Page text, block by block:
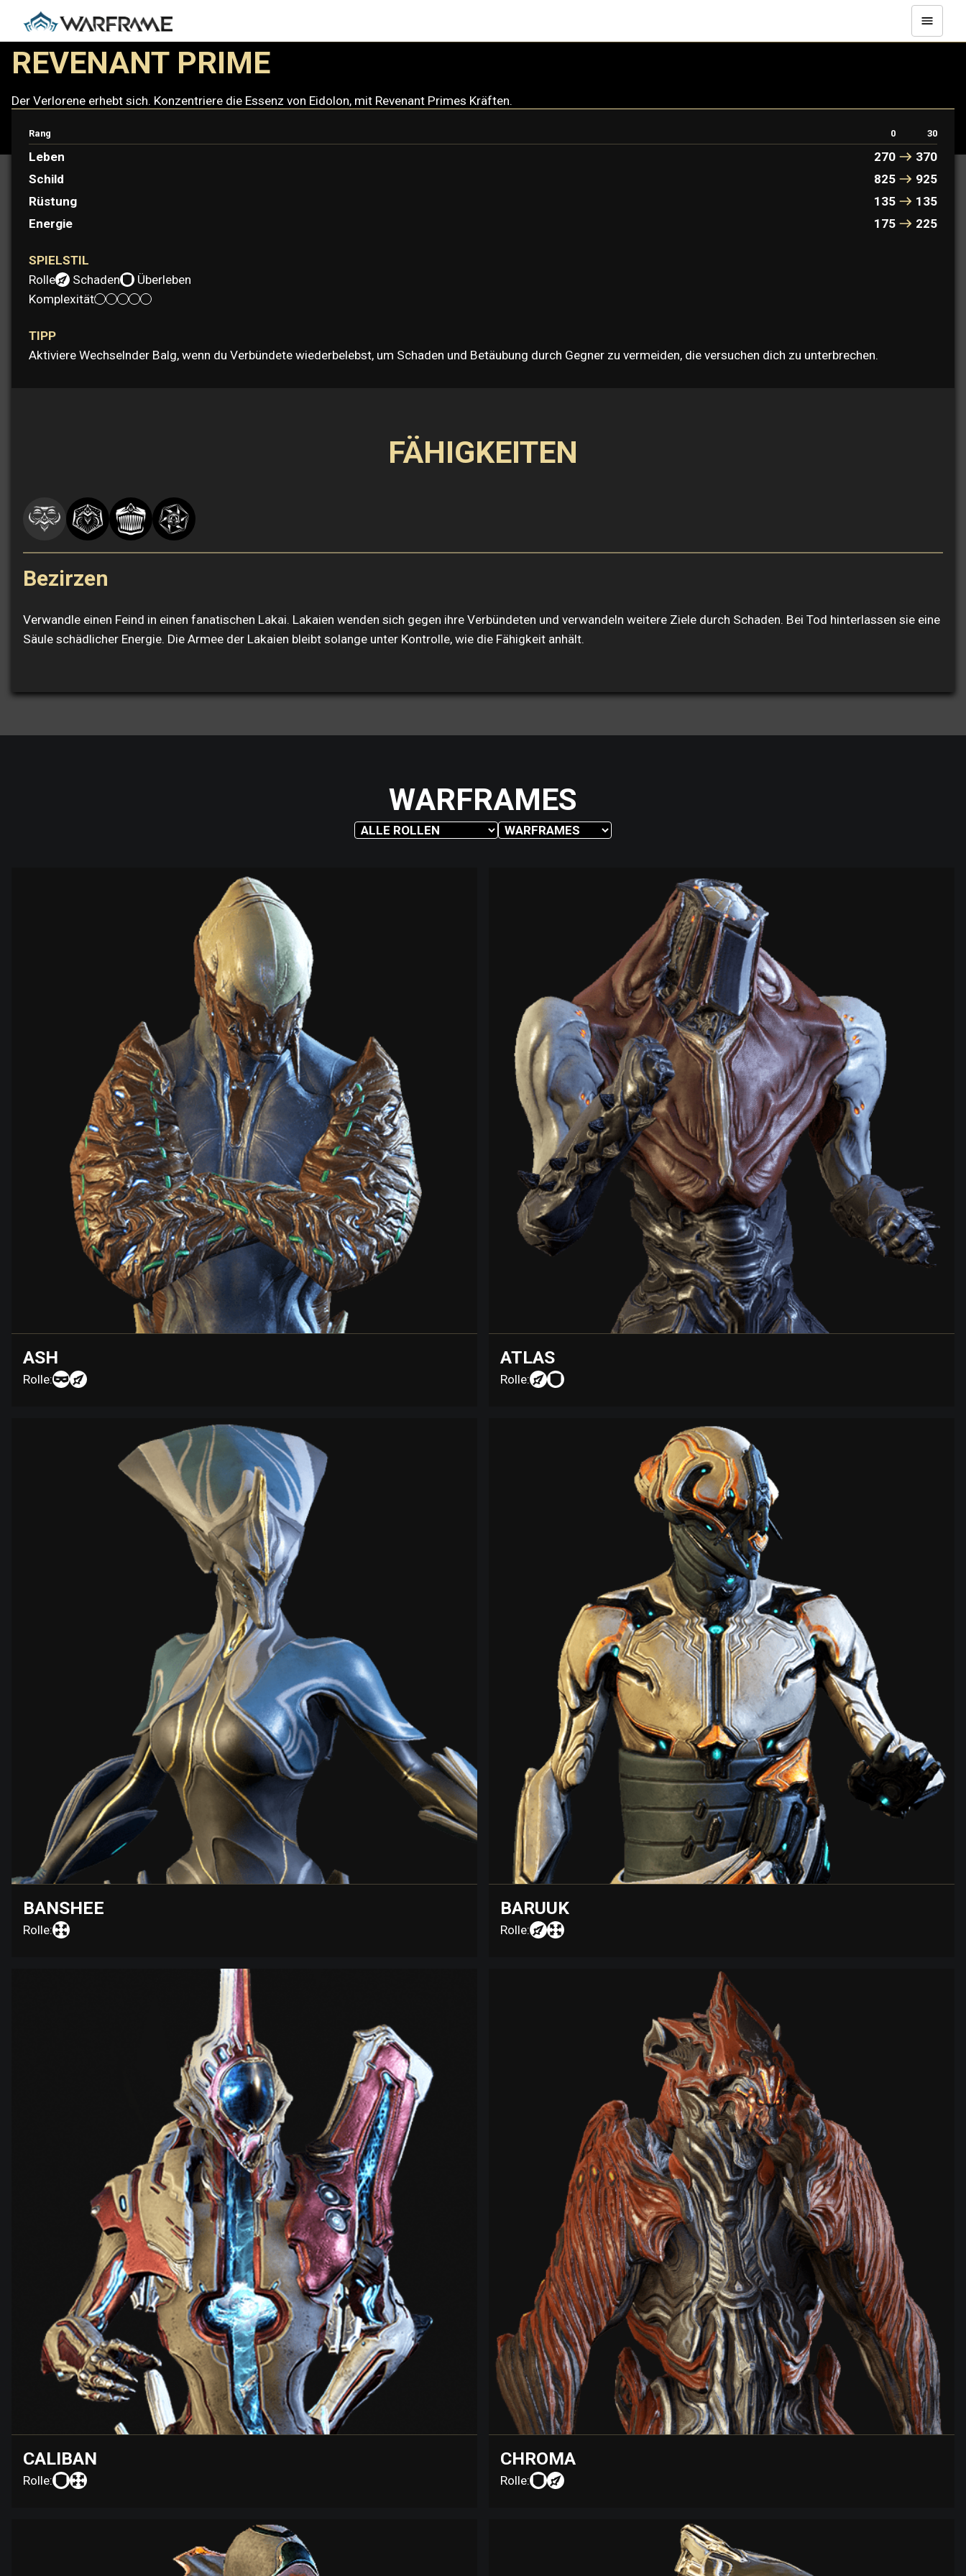
REVENANT PRIME
Der Verlorene erhebt sich. Konzentriere die Essenz von Eidolon, mit Revenant Primes Kräften.
Rang 0 30
Leben 270
370
Schild
825
925
Rüstung
135
135
Energie
175 225
SPIELSTIL
Rolle:
Schaden
Überleben
Komplexität:
TIPP
Aktiviere Wechselnder Balg, wenn du Verbündete wiederbelebst, um Schaden und Betäubung durch Gegner zu vermeiden, die versuchen dich zu unterbrechen.
FÄHIGKEITEN
Bezirzen
Verwandle einen Feind in einen fanatischen Lakai. Lakaien wenden sich gegen ihre Verbündeten und verwandeln weitere Ziele durch Schaden. Bei Tod hinterlassen sie eine
Säule schädlicher Energie. Die Armee der Lakaien bleibt solange unter Kontrolle, wie die Fähigkeit anhält.
WARFRAMES
ASH
Rolle:
ATLAS
Rolle:
BANSHEE
Rolle:
BARUUK
Rolle:
CALIBAN
Rolle:
CHROMA
Rolle: